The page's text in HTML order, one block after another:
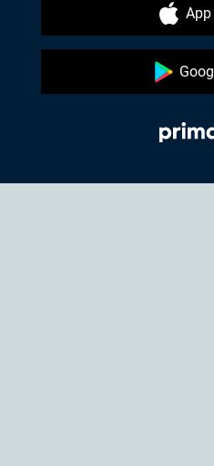
App